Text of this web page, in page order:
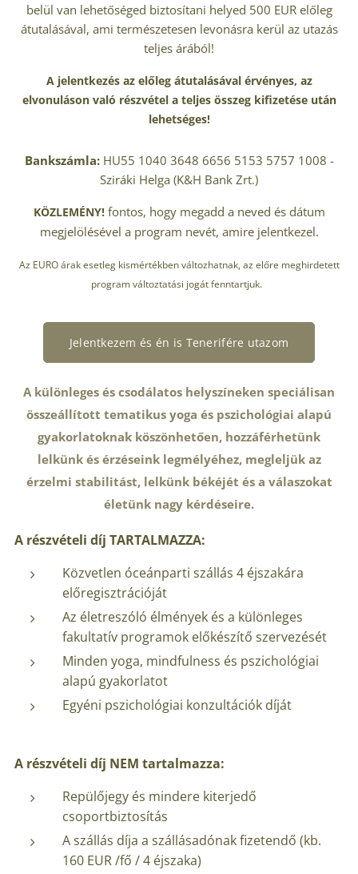
belül van lehetőséged biztosítani helyed 500 EUR előleg
átutalásával, ami természetesen levonásra kerül az utazás
teljes árából!
A jelentkezés az előleg átutalásával érvényes, az
elvonuláson való részvétel a teljes összeg kifizetése után
lehetséges!
Bankszámla: HU55 1040 3648 6656 5153 5757 1008 -
Sziráki Helga (K&H Bank Zrt.)
KÖZLEMÉNY! fontos, hogy megadd a neved és dátum
megjelölésével a program nevét, amire jelentkezel.
Az EURO árak esetleg kismértékben változhatnak, az előre meghirdetett
program változtatási jogát fenntartjuk.
Jelentkezem és én is Tenerifére utazom
A különleges és csodálatos helyszíneken speciálisan
összeállított tematikus yoga és pszichológiai alapú
gyakorlatoknak köszönhetően, hozzáférhetünk
lelkünk és érzéseink legmélyéhez, megleljük az
érzelmi stabilitást, lelkünk békéjét és a válaszokat
életünk nagy kérdéseire.
A részvételi díj TARTALMAZZA:
Közvetlen óceánparti szállás 4 éjszakára
előregisztrációját
Az életreszóló élmények és a különleges
fakultatív programok előkészítő szervezését
Minden yoga, mindfulness és pszichológiai
alapú gyakorlatot
Egyéni pszichológiai konzultációk díját
A részvételi díj NEM tartalmazza:
Repülőjegy és mindere kiterjedő
csoportbiztosítás
A szállás díja a szállásadónak fizetendő (kb.
160 EUR /fő / 4 éjszaka)